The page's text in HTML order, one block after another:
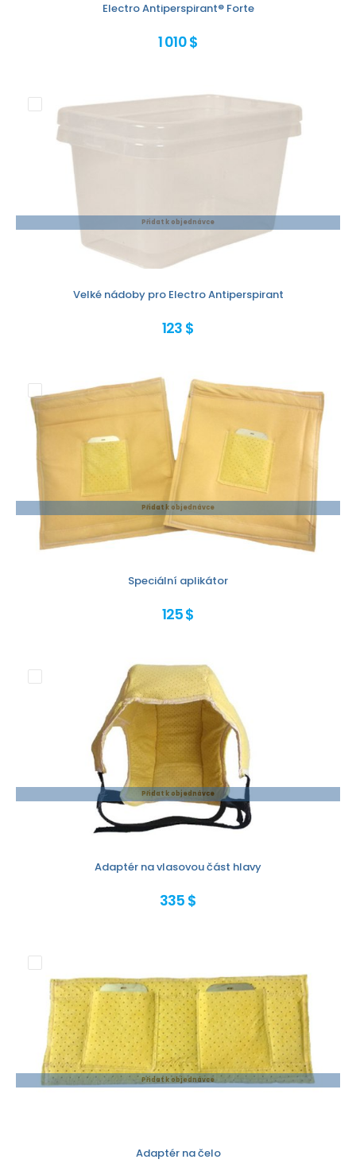
Electro Antiperspirant® Forte
1 010 $
Přidat k objednávce
Velké nádoby pro Electro Antiperspirant
123 $
Přidat k objednávce
Speciální aplikátor
125 $
Přidat k objednávce
Adaptér na vlasovou část hlavy
335 $
Přidat k objednávce
Adaptér na čelo